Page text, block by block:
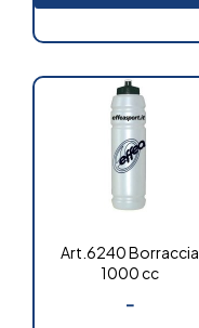
Art.6240 Borraccia
1000 cc
-